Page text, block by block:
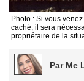
Photo : Si vous
caché, il sera
propriétaire de la
Par Me